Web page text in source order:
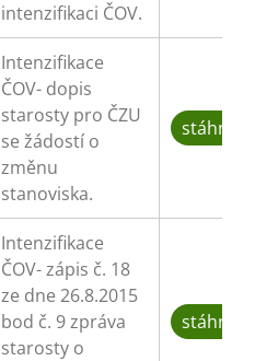
intenzifikaci ČOV.
Intenzifikace
ČOV- dopis
starosty pro ČZU
se žádostí o
změnu
stanoviska.
Intenzifikace
ČOV- zápis č. 18
ze dne 26.8.2015
bod č. 9 zpráva
starosty o